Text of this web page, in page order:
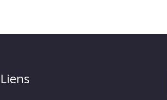
Liens